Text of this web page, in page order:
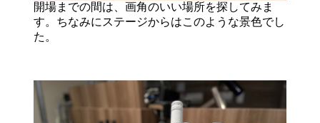
開場までの間は、画角のいい場所を探してみま
す。ちなみにステージからはこのような景色でし
た。